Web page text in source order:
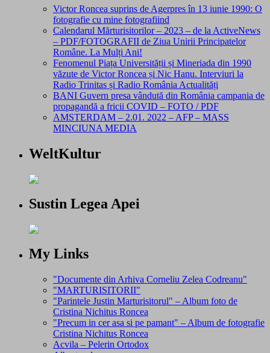
Victor Roncea suprins de Agerpres în 13 iunie 1990: O
fotografie cu mine fotografiind
Calendarul Mărturisitorilor – 2023 – de la ActiveNews
– PDF/FOTOGRAFII de Ziua Unirii Principatelor
Române. La Mulți Ani!
Fenomenul Piața Universității și Mineriada din 1990
văzute de Victor Roncea și Nic Hanu. Interviuri la
Radio Trinitas și Radio România Actualități
BANI Guvern presa vândută din România campania de
propagandă a fricii COVID – FOTO / PDF
AMSTERDAM – 2.01. 2022 – AFP – MASS
MINCIUNA MEDIA
WeltKultur
Sustin Legea Apei
My Links
"Documente din Arhiva Corneliu Zelea Codreanu"
"MARTURISITORII"
"Parintele Justin Marturisitorul" – Album foto de
Cristina Nichitus Roncea
"Precum in cer asa si pe pamant" – Album de fotografie
Cristina Nichitus Roncea
Acvila – Pelerin Ortodox